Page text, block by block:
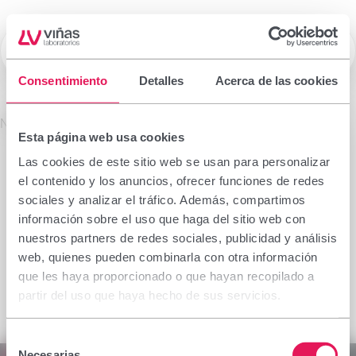
Consentimiento Detalles Acerca de las cookies
Esta página web usa cookies
Las cookies de este sitio web se usan para personalizar
el contenido y los anuncios, ofrecer funciones de redes
sociales y analizar el tráfico. Además, compartimos
información sobre el uso que haga del sitio web con
nuestros partners de redes sociales, publicidad y análisis
web, quienes pueden combinarla con otra información
que les haya proporcionado o que hayan recopilado a
partir del uso que haya hecho de sus servicios.
Laboratorios Viñas
No se encontró el producto solicitado.
Important notice
The information contained in this section is
intended only for the health professional authorised
to prescribe or dispense medicinal products for
which specialised training is required for proper
interpretation. If you do not belong to this group,
please refrain from continuing.
I declare I am a health professional with prescribing
or dispensing capacity in Spain.